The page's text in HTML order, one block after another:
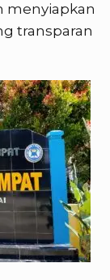
menyiapkan
transparan